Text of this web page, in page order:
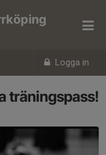
Logga in
träningspass!